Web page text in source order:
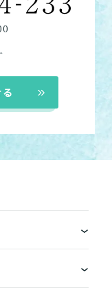
クしてみま
だくだけ
紹介しま